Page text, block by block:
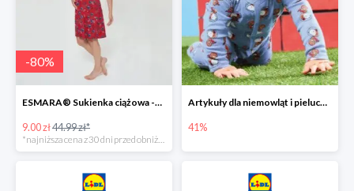
-80%
ESMARA® Sukienka ciążowa -79%
9.00 zł44.99 zł*
Artykuły dla niemowląt i pieluchy w Lidlu Online do -41%
41%